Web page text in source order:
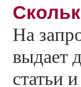
На
выдает
статьи